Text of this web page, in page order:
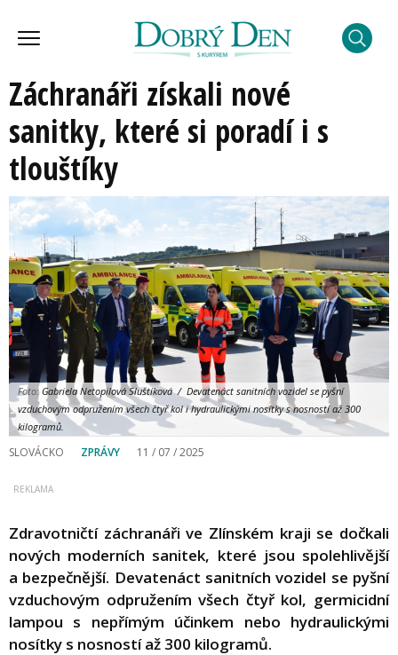
Záchranáři získali nové
sanitky, které si poradí i s
tlouštíky
Foto: Gabriela Netopilová Sluštíková / Devatenáct sanitních vozidel se pyšní
vzduchovým odpružením všech čtyř kol i hydraulickými nosítky s nosností až 300
kilogramů.
SLOVÁCKO ZPRÁVY 11 / 07 / 2025
Zdravotničtí záchranáři ve Zlínském kraji se dočkali
nových moderních sanitek, které jsou spolehlivější
a bezpečnější. Devatenáct sanitních vozidel se pyšní
vzduchovým odpružením všech čtyř kol, germicidní
lampou s nepřímým účinkem nebo hydraulickými
nosítky s nosností až 300 kilogramů.